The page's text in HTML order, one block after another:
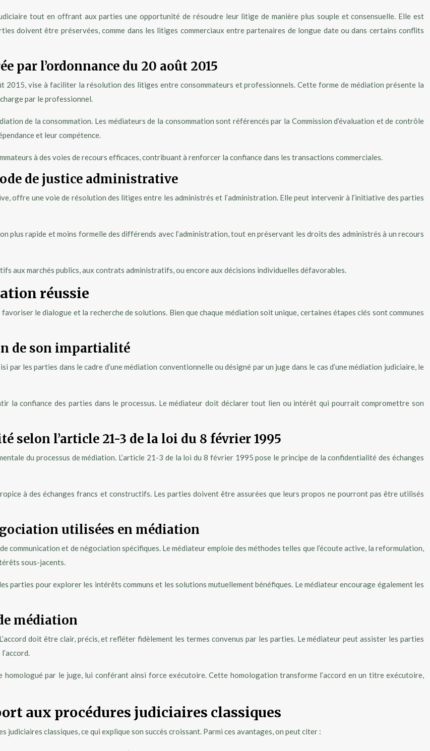
tout en offrant aux parties une opportunité de résoudre leur litige de manière plus souple et consensuelle. Elle est
doivent être préservées, comme dans les litiges commerciaux entre partenaires de longue date ou dans certains conflits
par l’ordonnance du 20 août 2015
2015, vise à faciliter la résolution des litiges entre consommateurs et professionnels. Cette forme de médiation présente la
par le professionnel.
de la consommation. Les médiateurs de la consommation sont référencés par la Commission d’évaluation et de contrôle
et leur compétence.
à des voies de recours efficaces, contribuant à renforcer la confiance dans les transactions commerciales.
de justice administrative
offre une voie de résolution des litiges entre les administrés et l’administration. Elle peut intervenir à l’initiative des parties
plus rapide et moins formelle des différends avec l’administration, tout en préservant les droits des administrés à un recours
aux marchés publics, aux contrats administratifs, ou encore aux décisions individuelles défavorables.
réussie
le dialogue et la recherche de solutions. Bien que chaque médiation soit unique, certaines étapes clés sont communes
de son impartialité
par les parties dans le cadre d’une médiation conventionnelle ou désigné par un juge dans le cas d’une médiation judiciaire, le
la confiance des parties dans le processus. Le médiateur doit déclarer tout lien ou intérêt qui pourrait compromettre son
selon l’article 21-3 de la loi du 8 février 1995
du processus de médiation. L’article 21-3 de la loi du 8 février 1995 pose le principe de la confidentialité des échanges
à des échanges francs et constructifs. Les parties doivent être assurées que leurs propos ne pourront pas être utilisés
utilisées en médiation
communication et de négociation spécifiques. Le médiateur emploie des méthodes telles que l’écoute active, la reformulation,
sous-jacents.
parties pour explorer les intérêts communs et les solutions mutuellement bénéfiques. Le médiateur encourage également les
médiation
doit être clair, précis, et refléter fidèlement les termes convenus par les parties. Le médiateur peut assister les parties
homologué par le juge, lui conférant ainsi force exécutoire. Cette homologation transforme l’accord en un titre exécutoire,
aux procédures judiciaires classiques
classiques, ce qui explique son succès croissant. Parmi ces avantages, on peut citer :